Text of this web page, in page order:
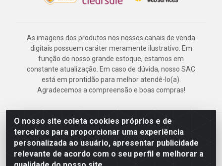
O nosso site coleta cookies próprios e de
terceiros para proporcionar uma experiência
personalizada ao usuário, apresentar publicidade
relevante de acordo com o seu perfil e melhorar a
As imagens dos produtos nos nossos canais de venda
digitais possuem caráter meramente ilustrativo. Em
função do nosso grande estoque, estamos em
constante atualização. Em caso de dúvida, nosso SAC
está em prontidão para melhor atendê-lo(a).
Agradecemos a compreensão e boas compras!
Deskontão Atacado - Av. Marechal Mascarenhas de Morais, 2471 -
Imbiribeira - Recife/PE - CEP 51.150-001 - CNPJ 24.150.377/0003-
57